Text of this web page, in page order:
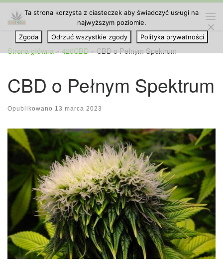
Przejdź do treści
Strona główna » 420CBD » CBD o Pełnym Spektrum
CBD o Pełnym Spektrum
Opublikowano 13 marca 2023
Ta strona korzysta z ciasteczek aby świadczyć usługi na
najwyższym poziomie.
Zgoda
Odrzuć wszystkie zgody Polityka prywatności